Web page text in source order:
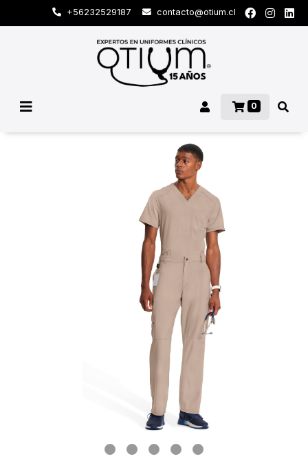
+56232529187 contacto@otium.cl
0